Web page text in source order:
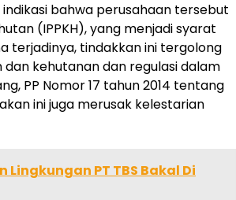
bahwa perusahaan tersebut
(IPPKH), yang menjadi syarat
terjadinya, tindakkan ini tergolong
kehutanan dan regulasi dalam
PP Nomor 17 tahun 2014 tentang
ini juga merusak kelestarian
PT TBS Bakal Di